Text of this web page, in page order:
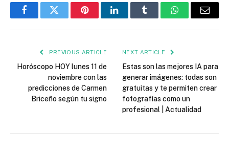
FacebookTwitter PinterestLinkedInTumblr WhatsAppEmail
PREVIOUS ARTICLE
Horóscopo HOY lunes 11 de
noviembre con las
predicciones de Carmen
Briceño según tu signo
NEXT ARTICLE
Estas son las mejores IA para
generar imágenes: todas son
gratuitas y te permiten crear
fotografías como un
profesional | Actualidad